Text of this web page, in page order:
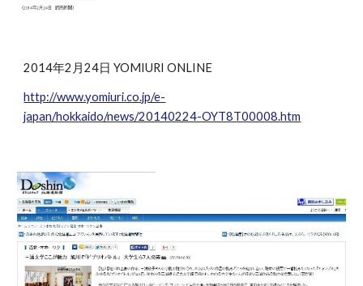
2014年2月24日 YOMIURI ONLINE
http://www.yomiuri.co.jp/e-
japan/hokkaido/news/20140224-OYT8T00008.htm